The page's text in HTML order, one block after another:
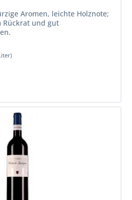
Aromen, leichte Holznote;
und gut